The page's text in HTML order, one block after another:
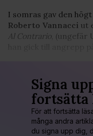
I somras gav den
Roberto Vannacci ut
Al Contrario, (ungefär
Signa
fortsätta
För att fortsätta
många andra
du signa upp dig,